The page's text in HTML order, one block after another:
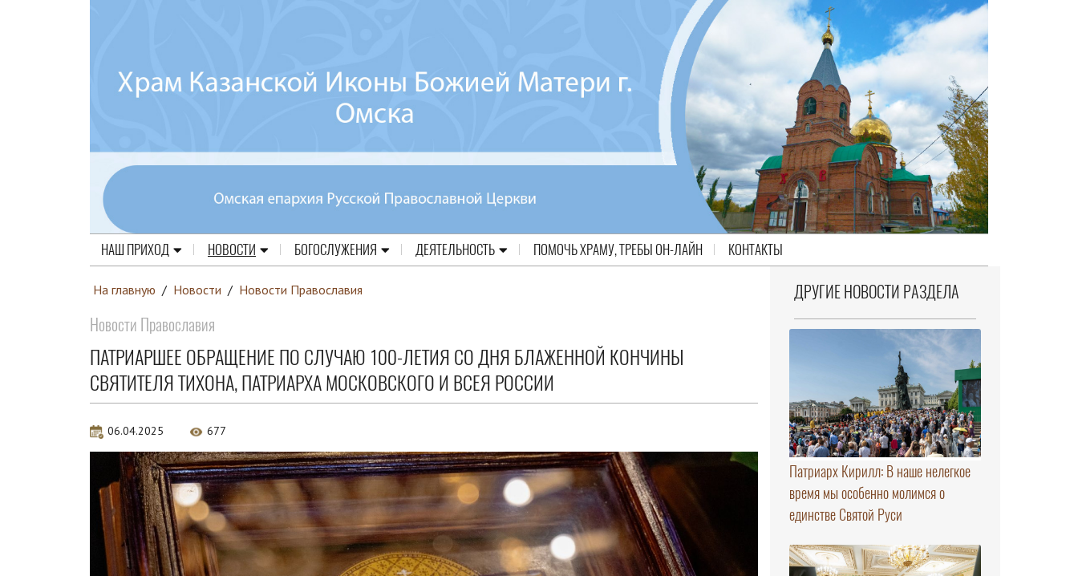
НАШ ПРИХОД НОВОСТИ БОГОСЛУЖЕНИЯ ДЕЯТЕЛЬНОСТЬ ПОМОЧЬ ХРАМУ, ТРЕБЫ ОН-ЛАЙН КОНТАКТЫ
На главную / Новости / Новости Православия
Новости Православия
ПАТРИАРШЕЕ ОБРАЩЕНИЕ ПО СЛУЧАЮ 100-ЛЕТИЯ СО ДНЯ БЛАЖЕННОЙ КОНЧИНЫ
СВЯТИТЕЛЯ ТИХОНА, ПАТРИАРХА МОСКОВСКОГО И ВСЕЯ РОССИИ
06.04.2025 677
ДРУГИЕ НОВОСТИ РАЗДЕЛА
Патриарх Кирилл: В наше нелегкое
время мы особенно молимся о
единстве Святой Руси